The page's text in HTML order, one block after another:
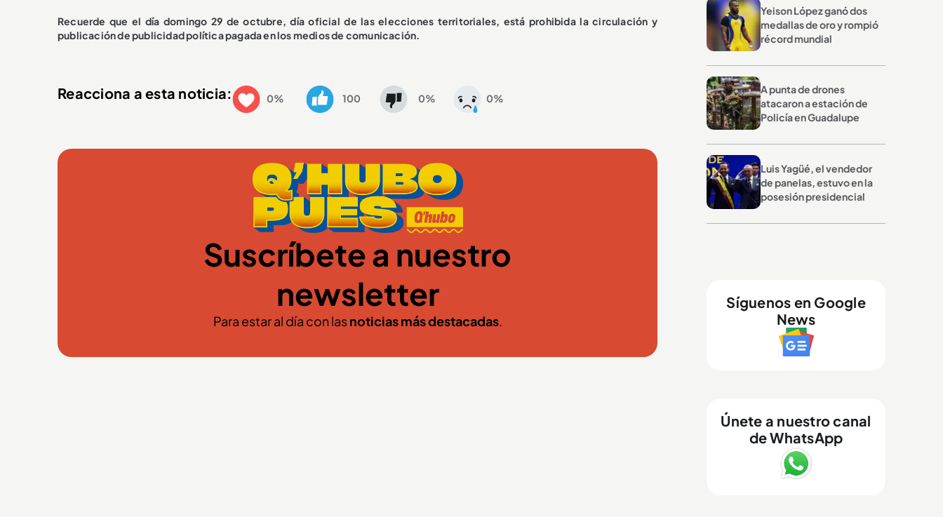
Recuerde que el día domingo 29 de octubre, día oficial de las elecciones territoriales, está prohibida la circulación y
publicación de publicidad política pagada en los medios de comunicación.
Reacciona a esta noticia: 0% 100 0% 0%
Suscríbete a nuestro
newsletter
Para estar al día con lasnoticias más destacadas.
Yeison López ganó dos
medallas de oro y rompió
récord mundial
A punta de drones
atacaron a estación de
Policía en Guadalupe
Luis Yagüé, el vendedor
de panelas, estuvo en la
posesión presidencial
Síguenos en Google
News
Únete a nuestro canal
de WhatsApp